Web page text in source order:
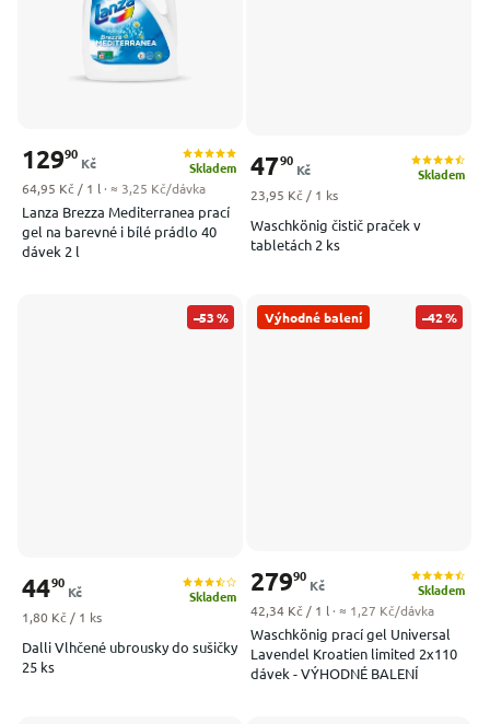
Lanza Brezza Mediterranea prací
gel na barevné i bílé prádlo 40
dávek 2 l
Skladem
12990
Kč
Měrná cena:
64,95 Kč / 1 l · ≈ 3,25 Kč/dávka
Waschkönig čistič praček v
tabletách 2 ks
Skladem
4790
Kč
Měrná cena:
23,95 Kč / 1 ks
–53 %
Dalli Vlhčené ubrousky do sušičky
25 ks
Skladem
4490
Kč
Měrná cena:
1,80 Kč / 1 ks
Výhodné balení –42 %
Waschkönig prací gel Universal
Lavendel Kroatien limited 2x110
dávek - VÝHODNÉ BALENÍ
Skladem
27990
Kč
Měrná cena:
42,34 Kč / 1 l · ≈ 1,27 Kč/dávka